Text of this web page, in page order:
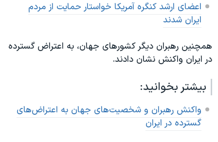
اعضای ارشد کنگره آمریکا خواستار حمایت از مردم
ایران شدند
همچنین رهبران دیگر کشورهای جهان، به اعتراض گسترده
در ایران واکنش نشان دادند.
بیشتر بخوانید:
واکنش رهبران و شخصیت‌های جهان به اعتراض‌های
گسترده در ایران